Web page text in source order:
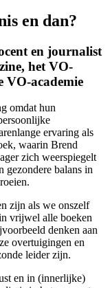
en dan?
en journalist
het VO-
VO-academie
omdat hun
ervaring als
waarin Brend
zich weerspiegelt
gezondere balans in
zijn als we onszelf
vrijwel alle boeken
denken aan
overtuigingen en
leider zijn.
en in (innerlijke)